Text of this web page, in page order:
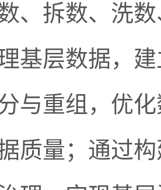
、拆数、洗
基层数据，
与重组，优
质量；通过